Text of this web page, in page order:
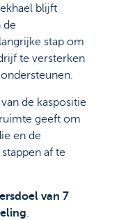
blijft
de
stap om
te versterken
de kaspositie
geeft om
en de
af te
van 7
.